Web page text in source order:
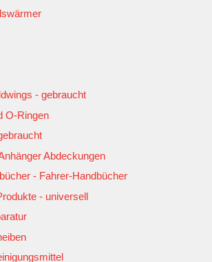
- gebraucht
O-Ringen
Abdeckungen
- Fahrer-Handbücher
- universell